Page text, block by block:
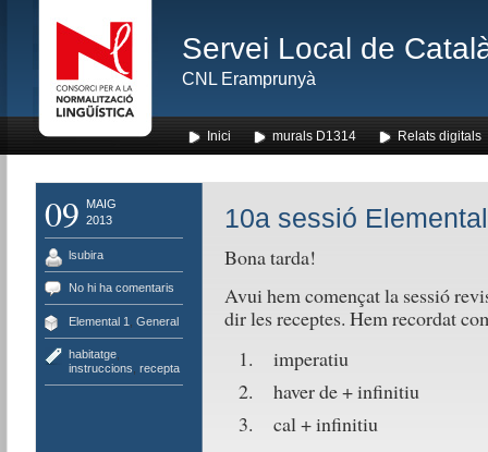
Servei Local de
CNL Eramprunyà
Inici murals D1314 Relats digitals
09
MAIG
2013
lsubira
No hi ha comentaris
Elemental 1 General
habitatge,
instruccions recepta
10a sessió
Bona tarda!
Avui hem començat la sessió
dir les receptes. Hem recordat
imperatiu
haver de + infinitiu
cal + infinitiu